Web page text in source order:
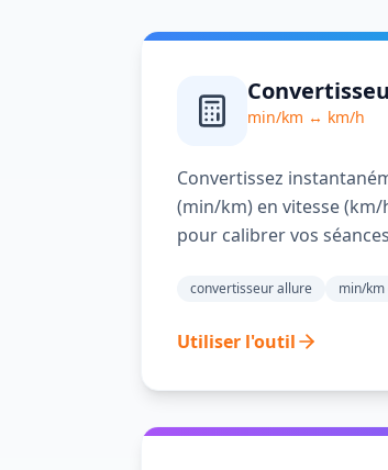
min/km ↔ km/h
Convertissez
(min/km) en vitesse
pour calibrer vos
convertisseur allure min/
Utiliser l'outil